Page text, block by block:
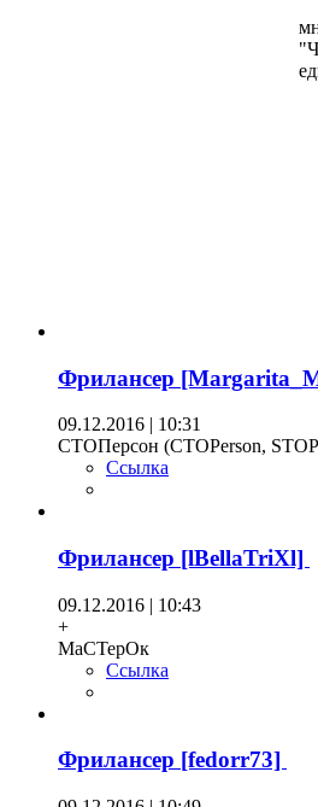
Фрилансер
09.12.2016 | 10:31
СТОПерсон (СТОPerson,
Ссылка
Фрилансер [lBellaTriXl]
09.12.2016 | 10:43
+
МаСТерОк
Ссылка
Фрилансер [fedorr73]